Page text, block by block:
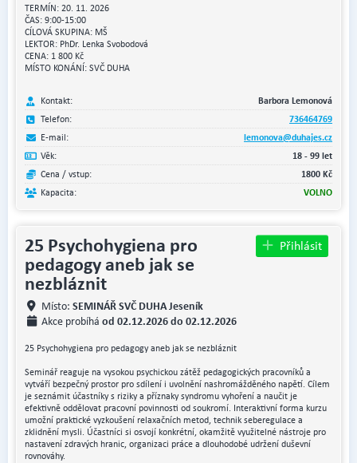
TERMÍN: 20. 11. 2026
ČAS: 9:00-15:00
CÍLOVÁ SKUPINA: MŠ
LEKTOR: PhDr. Lenka Svobodová
CENA: 1 800 Kč
MÍSTO KONÁNÍ: SVČ DUHA
Kontakt:
Barbora Lemonová
Telefon:
736464769
E-mail:
lemonova@duhajes.cz
Věk:
18 - 99 let
Cena / vstup:
1800 Kč
Kapacita:
VOLNO
25 Psychohygiena pro
pedagogy aneb jak se
nezbláznit
Přihlásit
Místo: SEMINÁŘ SVČ DUHA Jeseník
Akce probíhá od 02.12.2026 do 02.12.2026
25 Psychohygiena pro pedagogy aneb jak se nezbláznit
Seminář reaguje na vysokou psychickou zátěž pedagogických pracovníků a
vytváří bezpečný prostor pro sdílení i uvolnění nashromážděného napětí. Cílem
je seznámit účastníky s riziky a příznaky syndromu vyhoření a naučit je
efektivně oddělovat pracovní povinnosti od soukromí. Interaktivní forma kurzu
umožní praktické vyzkoušení relaxačních metod, technik seberegulace a
zklidnění mysli. Účastníci si osvojí konkrétní, okamžitě využitelné nástroje pro
nastavení zdravých hranic, organizaci práce a dlouhodobé udržení duševní
rovnováhy.